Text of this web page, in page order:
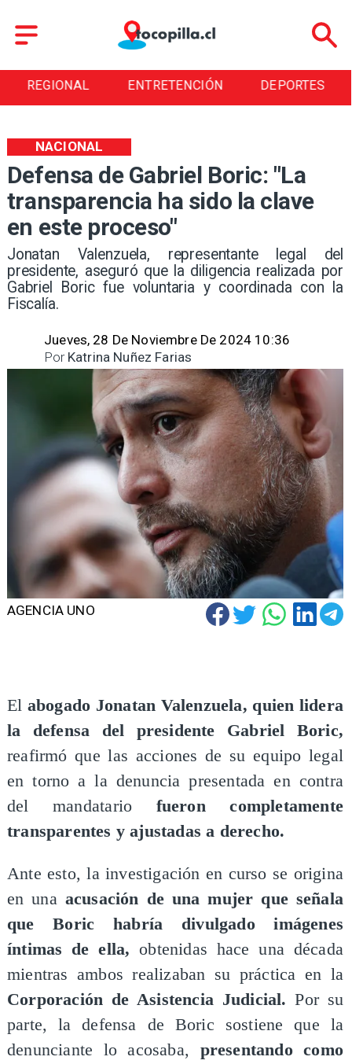
REGIONAL ENTRETENCIÓN DEPORTES
Defensa de Gabriel Boric: "La
transparencia ha sido la clave
en este proceso"
Jonatan Valenzuela, representante legal del
presidente, aseguró que la diligencia realizada por
Gabriel Boric fue voluntaria y coordinada con la
Fiscalía.
NACIONAL
Jueves, 28 De Noviembre De 2024 10:36
Katrina Nuñez Farias
Por
AGENCIA UNO
​El abogado Jonatan Valenzuela, quien lidera
la defensa del presidente Gabriel Boric,
reafirmó que las acciones de su equipo legal
en torno a la denuncia presentada en contra
del mandatario fueron completamente
transparentes y ajustadas a derecho.
Ante esto, la investigación en curso se origina
en una acusación de una mujer que señala
que Boric habría divulgado imágenes
íntimas de ella, obtenidas hace una década
mientras ambos realizaban su práctica en la
Corporación de Asistencia Judicial.Por su
parte, la defensa de Boric sostiene que la
denunciante lo acosaba, presentando como